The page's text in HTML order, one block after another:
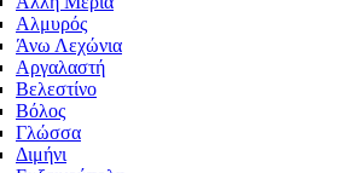
Αλμυρός
Άνω Λεχώνια
Αργαλαστή
Βελεστίνο
Βόλος
Γλώσσα
Διμήνι